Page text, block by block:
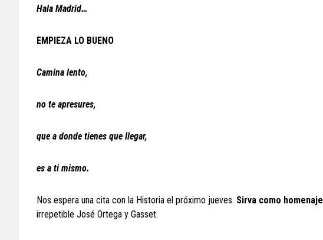
Hala Madrid…
EMPIEZA LO BUENO
Camina lento,
no te apresures,
que a donde tienes que llegar,
es a ti mismo.
Nos espera una cita con la Historia el próximo jueves. Sirva como homenaje
irrepetible José Ortega y Gasset.